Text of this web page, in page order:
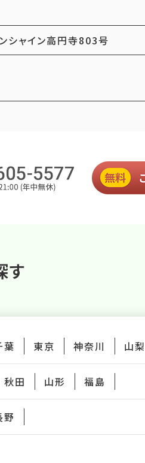
シャイン高円寺803号
す
葉 東京 神奈川 山梨
秋田 山形 福島
野